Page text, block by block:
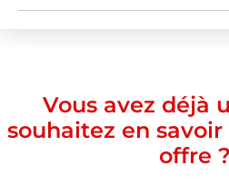
Vous avez déjà
souhaitez en
offre ?